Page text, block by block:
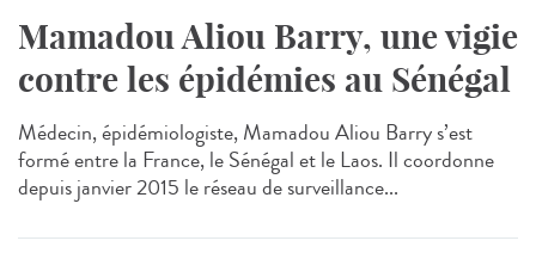
Mamadou Aliou Barry, une vigie
contre les épidémies au Sénégal
Médecin, épidémiologiste, Mamadou Aliou Barry s’est
formé entre la France, le Sénégal et le Laos. Il coordonne
depuis janvier 2015 le réseau de surveillance...